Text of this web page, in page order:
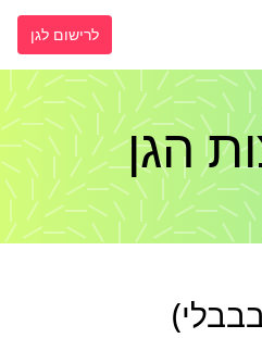
לרישום לגן
הגן